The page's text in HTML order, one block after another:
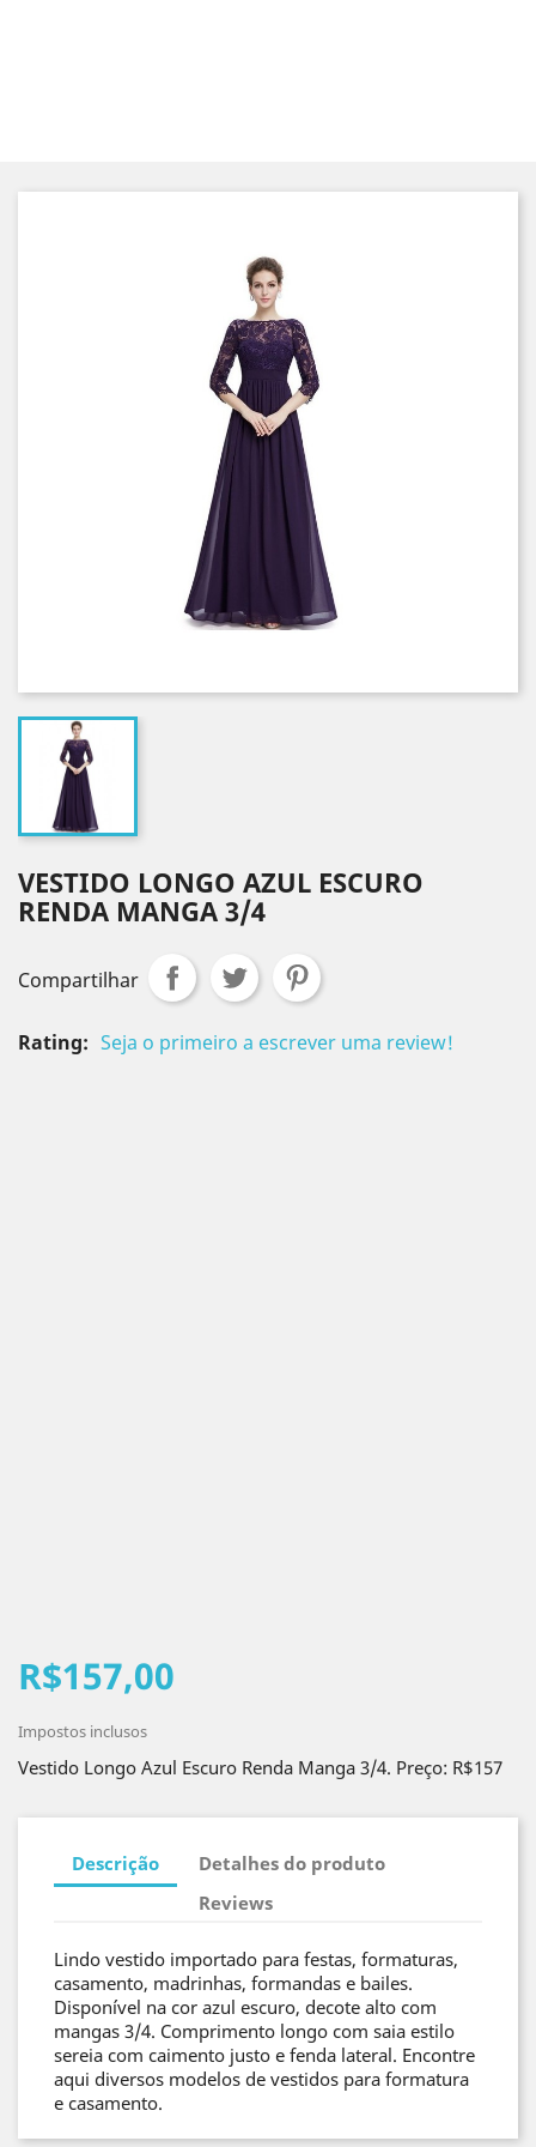
VESTIDO LONGO AZUL ESCURO
RENDA MANGA 3/4
Compartilhar
Rating: Seja o primeiro a escrever uma review!
R$157,00
Impostos inclusos
Vestido Longo Azul Escuro Renda Manga 3/4. Preço: R$157
Descrição
Detalhes do produto
Reviews
Lindo vestido importado para festas, formaturas,
casamento, madrinhas, formandas e bailes.
Disponível na cor azul escuro, decote alto com
mangas 3/4. Comprimento longo com saia estilo
sereia com caimento justo e fenda lateral. Encontre
aqui diversos modelos de vestidos para formatura
e casamento.